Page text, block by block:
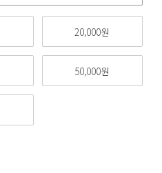
20,000원
50,000원